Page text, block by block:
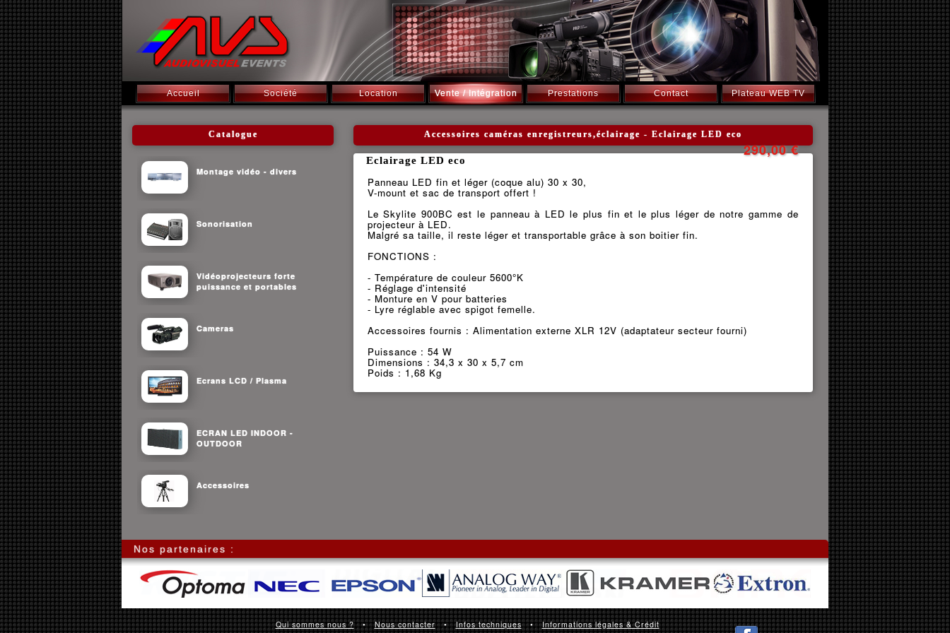
Accueil Société Location Vente / Intégration Prestations Contact Plateau WEB TV
Catalogue
Montage vidéo - divers
Sonorisation
Vidéoprojecteurs forte
puissance et portables
Cameras
Ecrans LCD / Plasma
ECRAN LED INDOOR -
OUTDOOR
Accessoires
Accessoires caméras enregistreurs,éclairage - Eclairage LED eco
Eclairage LED eco
290,00 €
Panneau LED fin et léger (coque alu) 30 x 30,
V-mount et sac de transport offert !
Le Skylite 900BC est le panneau à LED le plus fin et le plus léger de notre gamme de
projecteur à LED.
Malgré sa taille, il reste léger et transportable grâce à son boitier fin.
FONCTIONS :
- Température de couleur 5600°K
- Réglage d'intensité
- Monture en V pour batteries
- Lyre réglable avec spigot femelle.
Accessoires fournis : Alimentation externe XLR 12V (adaptateur secteur fourni)
Puissance : 54 W
Dimensions : 34,3 x 30 x 5,7 cm
Poids : 1,68 Kg
Nos partenaires :
Qui sommes nous ?•Nous contacter•Infos techniques•Informations légales & Crédit